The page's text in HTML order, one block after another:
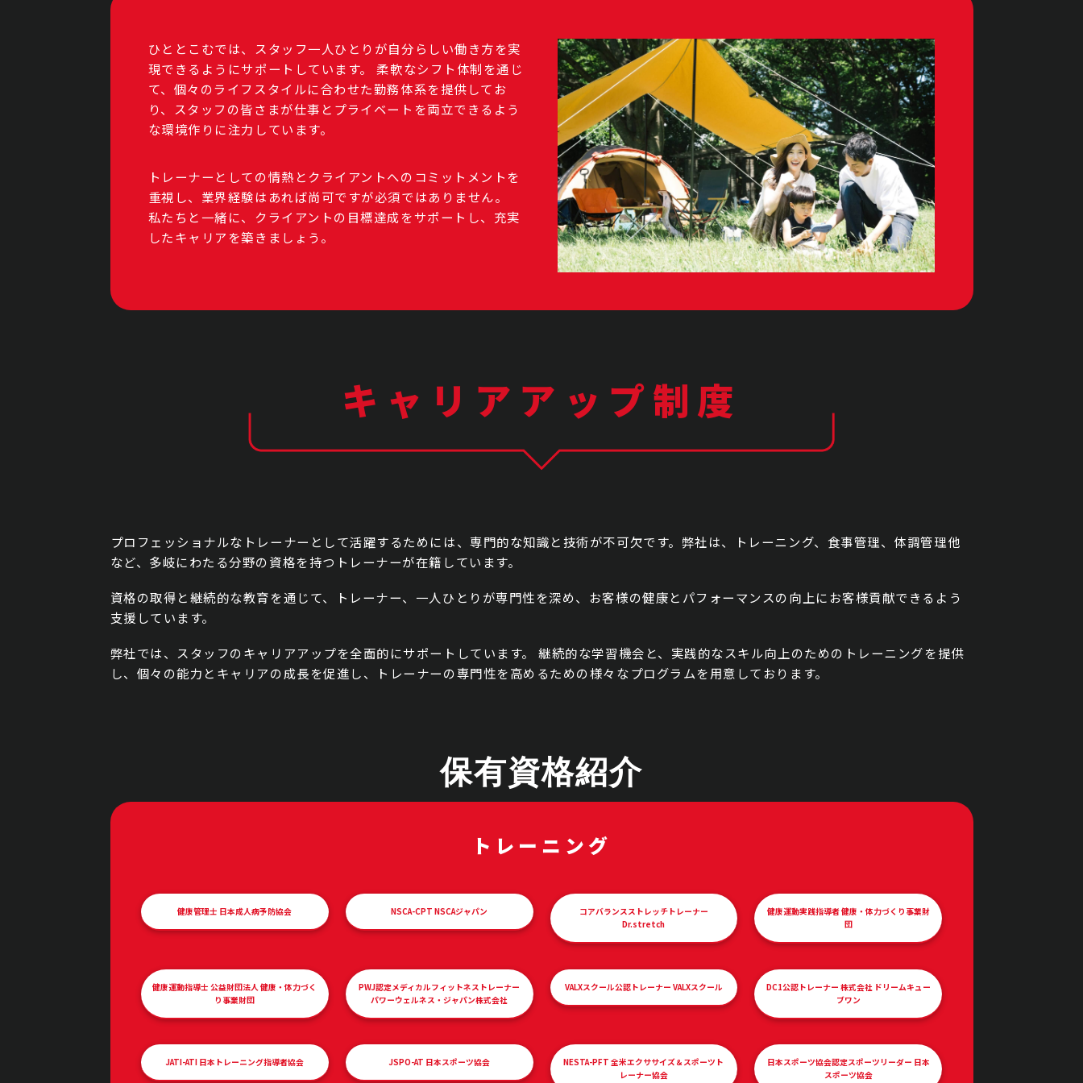
ひととこむでは、スタッフ一人ひとりが自分らしい働き方を実
現できるようにサポートしています。 柔軟なシフト体制を通じ
て、個々のライフスタイルに合わせた勤務体系を提供してお
り、スタッフの皆さまが仕事とプライベートを両立できるよう
な環境作りに注力しています。
トレーナーとしての情熱とクライアントへのコミットメントを
重視し、業界経験はあれば尚可ですが必須ではありません。
私たちと一緒に、クライアントの目標達成をサポートし、充実
したキャリアを築きましょう。
キャリアアップ制度
プロフェッショナルなトレーナーとして活躍するためには、専門的な知識と技術が不可欠です。弊社は、トレーニング、食事管理、体調管理他
など、多岐にわたる分野の資格を持つトレーナーが在籍しています。
資格の取得と継続的な教育を通じて、トレーナー、一人ひとりが専門性を深め、お客様の健康とパフォーマンスの向上にお客様貢献できるよう
支援しています。
弊社では、スタッフのキャリアアップを全面的にサポートしています。 継続的な学習機会と、実践的なスキル向上のためのトレーニングを提供
し、個々の能力とキャリアの成長を促進し、トレーナーの専門性を高めるための様々なプログラムを用意しております。
保有資格紹介
トレーニング
健康管理士 日本成人病予防協会 NSCA-CPT NSCAジャパン
コアバランスストレッチトレーナー
Dr.stretch
健康運動実践指導者 健康・体力づくり事業財
団
健康運動指導士 公益財団法人 健康・体力づく
り事業財団
PWJ認定メディカルフィットネストレーナー
パワーウェルネス・ジャパン株式会社
VALXスクール公認トレーナー VALXスクール
DC1公認トレーナー 株式会社 ドリームキュー
ブワン
JATI-ATI 日本トレーニング指導者協会 JSPO-AT 日本スポーツ協会
NESTA-PFT 全米エクササイズ＆スポーツト
レーナー協会
日本スポーツ協会認定スポーツリーダー 日本
スポーツ協会